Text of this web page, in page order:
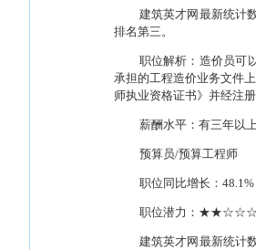
建筑英才网最新统计
排名第三。
职位解析：造价员可
承担的工程造价业务文件
师执业资格证书》并经注
薪酬水平：有三年以
预算员/预算工程师
职位同比增长： 48.1%
职位潜力：★★☆☆☆
建筑英才网最新统计